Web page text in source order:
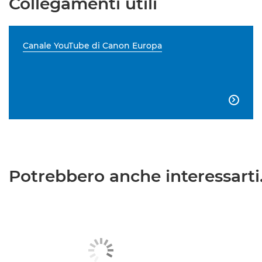
Canale YouTube di Canon Europa

Potrebbero anche